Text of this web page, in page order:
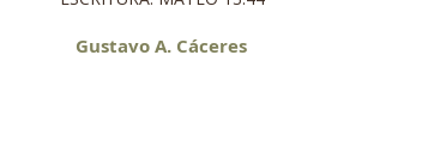
Gustavo A. Cáceres